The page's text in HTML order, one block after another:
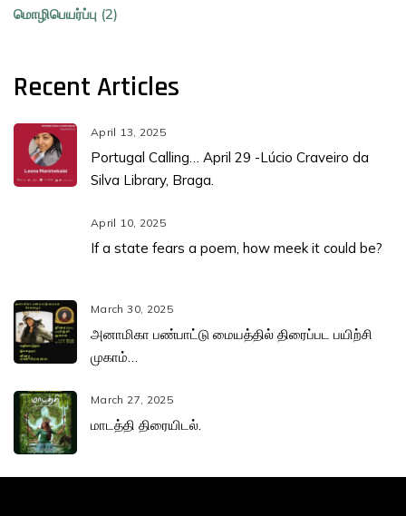
மொழிபெயர்ப்பு (2)
Recent Articles
April 13, 2025
Portugal Calling… April 29 -Lúcio Craveiro da
Silva Library, Braga.
April 10, 2025
If a state fears a poem, how meek it could be?
March 30, 2025
அனாமிகா பண்பாட்டு மையத்தில் திரைப்பட பயிற்சி
முகாம்…
March 27, 2025
மாடத்தி திரையிடல்.